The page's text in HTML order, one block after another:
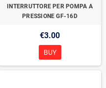
INTERRUTTORE PER POMPA A
PRESSIONE GF-16D
€3.00
BUY